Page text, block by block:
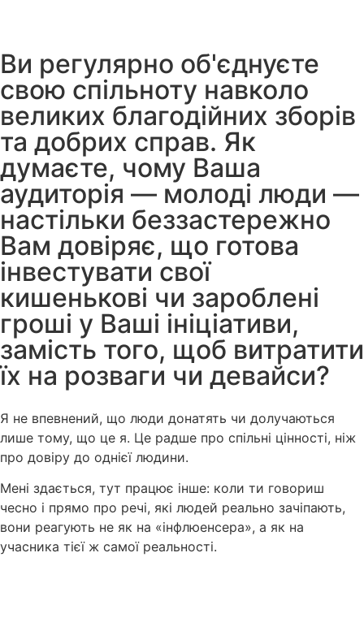
Ви регулярно об'єднуєте
свою спільноту навколо
великих благодійних зборів
та добрих справ. Як
думаєте, чому Ваша
аудиторія — молоді люди —
настільки беззастережно
Вам довіряє, що готова
інвестувати свої
кишенькові чи зароблені
гроші у Ваші ініціативи,
замість того, щоб витратити
їх на розваги чи девайси?
Я не впевнений, що люди донатять чи долучаються
лише тому, що це я. Це радше про спільні цінності, ніж
про довіру до однієї людини.
Мені здається, тут працює інше: коли ти говориш
чесно і прямо про речі, які людей реально зачіпають,
вони реагують не як на «інфлюенсера», а як на
учасника тієї ж самої реальності.